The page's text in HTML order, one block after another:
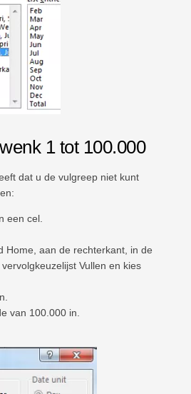
1 tot 100.000
dat u de vulgreep niet kunt
een cel.
Home, aan de rechterkant, in de
Vullen en kies
van 100.000 in.